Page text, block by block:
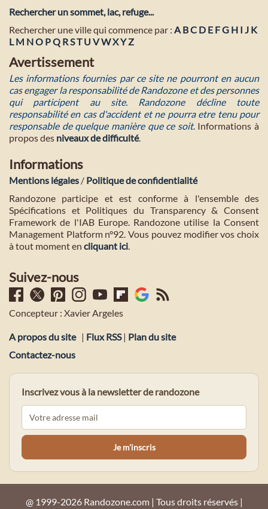
Rechercher un sommet, lac, refuge...
Rechercher une ville qui commence par : A BC D E FG H I J K
L M NO PQ RST U VWXYZ
Avertissement
Les informations fournies par ce site ne pourront en aucun
cas engager la responsabilité de Randozone et des personnes
qui participent au site. Randozone décline toute
responsabilité en cas d'accident et ne pourra etre tenu pour
responsable de quelque manière que ce soit. Informations à
propos des niveaux de difficulté.
Informations
Mentions légales / Politique de confidentialité
Randozone participe et est conforme à l'ensemble des
Spécifications et Politiques du Transparency & Consent
Framework de l'IAB Europe. Randozone utilise la Consent
Management Platform n°92. Vous pouvez modifier vos choix
à tout moment en cliquant ici.
Suivez-nous
Concepteur : Xavier Argeles
A propos du site | Flux RSS| Plan du site
Contactez-nous
Inscrivez vous à la newsletter de randozone
@ 1999-2026 Randozone.com | Tous droits réservés |